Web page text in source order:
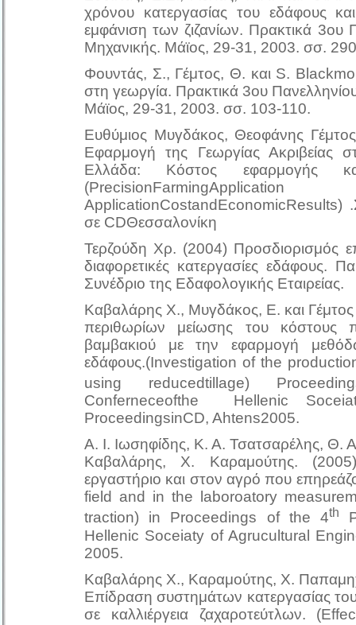
χρόνου κατεργασίας του εδάφους
εμφάνιση των ζιζανίων. Πρακτικά 3ου
Μηχανικής. Μάϊος, 29-31, 2003. σσ.
Φουντάς, Σ., Γέμτος, Θ. και S.
στη γεωργία. Πρακτικά 3ου
Μάϊος, 29-31, 2003. σσ. 103-110.
Ευθύμιος Μυγδάκος, Θεοφάνης
Εφαρμογή της Γεωργίας Ακριβείας
Ελλάδα: Κόστος εφαρμογής
ApplicationCostandEconomicResults)
σε CDΘεσσαλονίκη
Τερζούδη Χρ. (2004) Προσδιορισμός
διαφορετικές κατεργασίες εδάφους.
Συνέδριο της Εδαφολογικής Εταιρείας.
Καβαλάρης X., Μυγδάκος, Ε. και
περιθωρίων μείωσης του κόστους
βαμβακιού με την εφαρμογή
εδάφους.(Investigation of the
using reducedtillage)
Conferneceofthe Hellenic
ProceedingsinCD, Ahtens2005.
Α. Ι. Ιωσηφίδης, Κ. Α. Τσατσαρέλης, Θ.
Καβαλάρης, Χ. Καραμούτης.
εργαστήριο και στον αγρό που
field and in the laboroatory
traction) in Proceedings of the 4th
Hellenic Soceiaty of Agrucultural
2005.
Καβαλάρης X., Καραμούτης, Χ.
Επίδραση συστημάτων κατεργασίας
σε καλλιέργεια ζαχαροτεύτλων.